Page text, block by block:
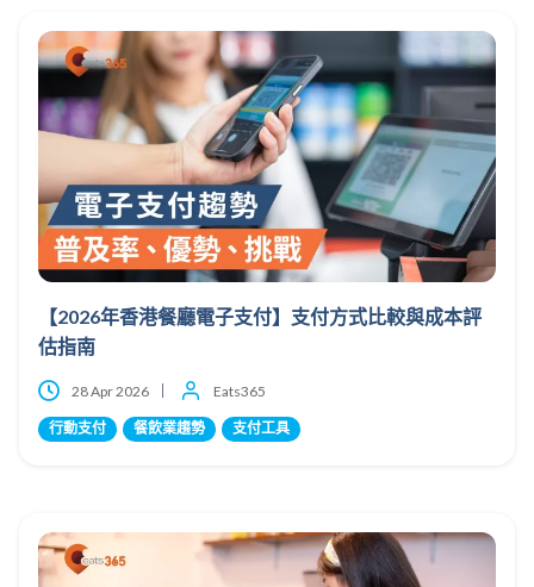
【2026年香港餐廳電子支付】支付方式比較與成本評
估指南
28 Apr 2026 Eats365
行動支付 餐飲業趨勢 支付工具